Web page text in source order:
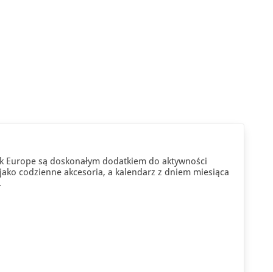
są doskonałym dodatkiem do aktywności
codzienne akcesoria, a kalendarz z dniem miesiąca